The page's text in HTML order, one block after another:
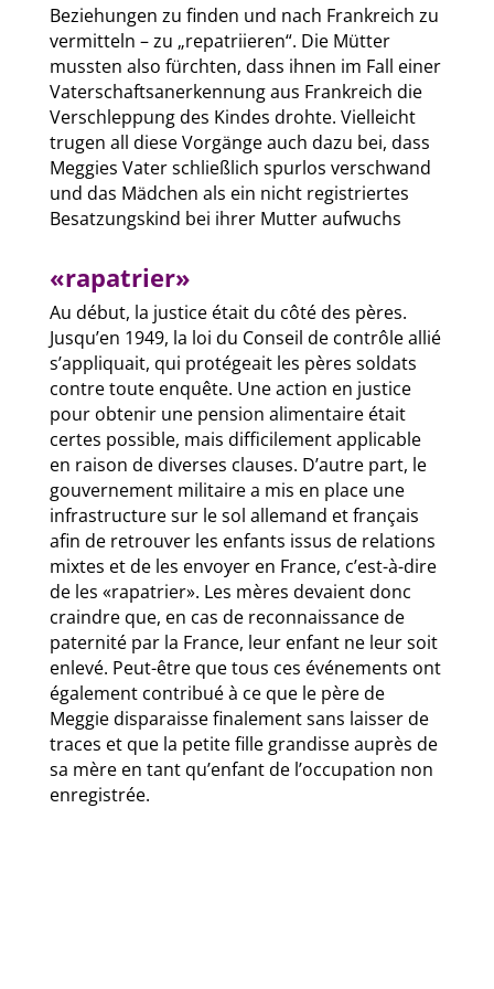
Beziehungen zu finden und nach Frankreich zu
vermitteln – zu „repatriieren“. Die Mütter
mussten also fürchten, dass ihnen im Fall einer
Vaterschaftsanerkennung aus Frankreich die
Verschleppung des Kindes drohte. Vielleicht
trugen all diese Vorgänge auch dazu bei, dass
Meggies Vater schließlich spurlos verschwand
und das Mädchen als ein nicht registriertes
Besatzungskind bei ihrer Mutter aufwuchs
«rapatrier»
Au début, la justice était du côté des pères.
Jusqu’en 1949, la loi du Conseil de contrôle allié
s’appliquait, qui protégeait les pères soldats
contre toute enquête. Une action en justice
pour obtenir une pension alimentaire était
certes possible, mais difficilement applicable
en raison de diverses clauses. D’autre part, le
gouvernement militaire a mis en place une
infrastructure sur le sol allemand et français
afin de retrouver les enfants issus de relations
mixtes et de les envoyer en France, c’est-à-dire
de les «rapatrier». Les mères devaient donc
craindre que, en cas de reconnaissance de
paternité par la France, leur enfant ne leur soit
enlevé. Peut-être que tous ces événements ont
également contribué à ce que le père de
Meggie disparaisse finalement sans laisser de
traces et que la petite fille grandisse auprès de
sa mère en tant qu’enfant de l’occupation non
enregistrée.